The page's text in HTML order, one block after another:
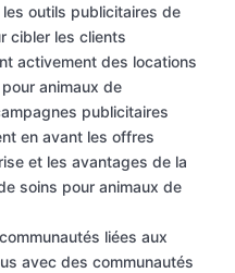
outils publicitaires de
cibler les clients
activement des locations
animaux de
publicitaires
en avant les offres
et les avantages de la
soins pour animaux de
liées aux
avec des communautés